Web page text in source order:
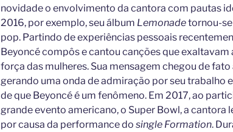
novidade o envolvimento da cantora com pautas
2016, por exemplo, seu álbum Lemonadetornou-
pop. Partindo de experiências pessoais
Beyoncé compôs e cantou canções que exaltavam
força das mulheres. Sua mensagem chegou de fato
gerando uma onda de admiração por seu trabalho
de que Beyoncé é um fenômeno. Em 2017, ao
grande evento americano, o Super Bowl, a cantora
por causa da performance do single Formation.